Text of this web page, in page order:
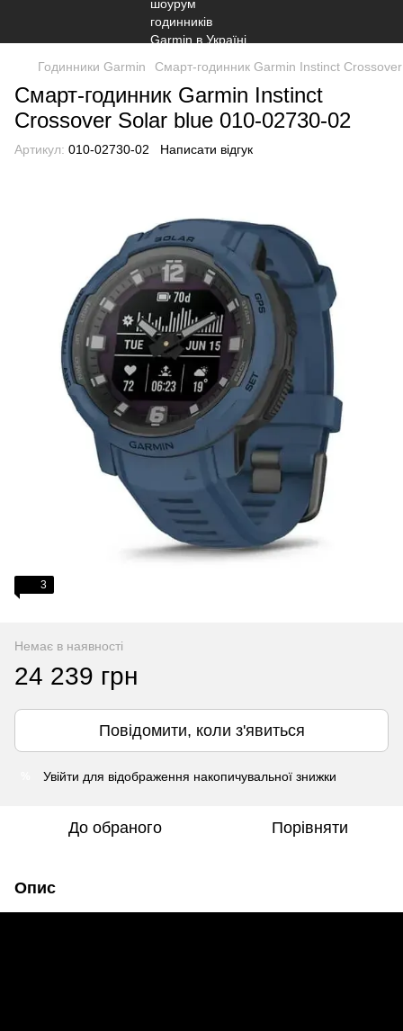
Годинники Garmin Смарт-годинник Garmin Instinct
Смарт-годинник Garmin Instinct
Crossover Solar blue 010-02730-02
Артикул: 010-02730-02 Написати відгук
3
Немає в наявності
24 239 грн
Повідомити, коли з'явиться
Увійти для відображення накопичувальної знижки
До обраного Порівняти
Опис